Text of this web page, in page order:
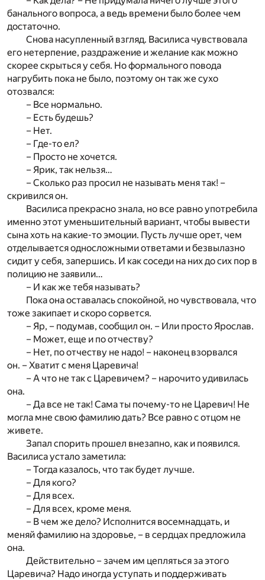
банального вопроса, а ведь времени было более чем
достаточно.
Снова насупленный взгляд. Василиса чувствовала
его нетерпение, раздражение и желание как можно
скорее скрыться у себя. Но формального повода
нагрубить пока не было, поэтому он так же сухо
отозвался:
– Все нормально.
– Есть будешь?
– Нет.
– Где-то ел?
– Просто не хочется.
– Ярик, так нельзя…
– Сколько раз просил не называть меня так! –
скривился он.
Василиса прекрасно знала, но все равно употребила
именно этот уменьшительный вариант, чтобы вывести
сына хоть на какие-то эмоции. Пусть лучше орет, чем
отделывается односложными ответами и безвылазно
сидит у себя, запершись. И как соседи на них до сих пор в
полицию не заявили…
– И как же тебя называть?
Пока она оставалась спокойной, но чувствовала, что
тоже закипает и скоро сорвется.
– Яр, – подумав, сообщил он. – Или просто Ярослав.
– Может, еще и по отчеству?
– Нет, по отчеству не надо! – наконец взорвался
он. – Хватит с меня Царевича!
– А что не так с Царевичем? – нарочито удивилась
она.
– Да все не так! Сама ты почему-то не Царевич! Не
могла мне свою фамилию дать? Все равно с отцом не
живете.
Запал спорить прошел внезапно, как и появился.
Василиса устало заметила:
– Тогда казалось, что так будет лучше.
– Для кого?
– Для всех.
– Для всех, кроме меня.
– В чем же дело? Исполнится восемнадцать, и
меняй фамилию на здоровье, – в сердцах предложила
она.
Действительно – зачем им цепляться за этого
Царевича? Надо иногда уступать и поддерживать